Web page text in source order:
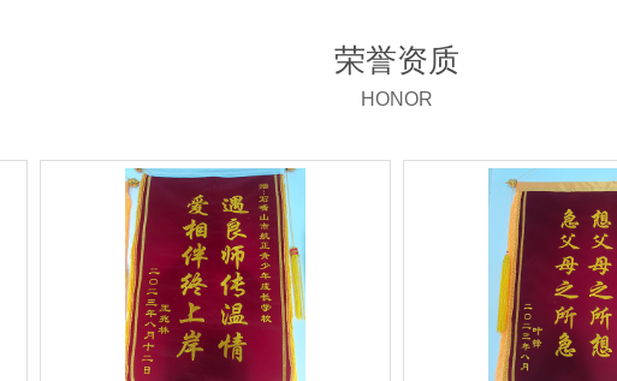
荣誉资质
HONOR